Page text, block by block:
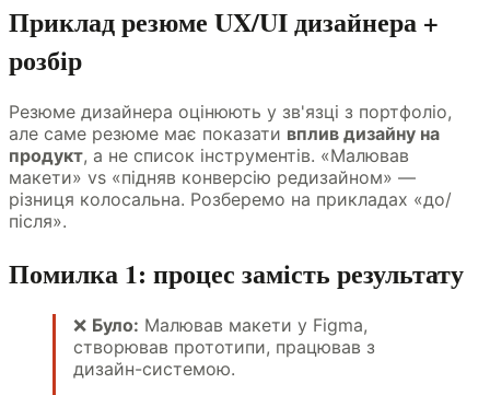
Приклад резюме UX/UI дизайнера +
розбір
Резюме дизайнера оцінюють у зв'язці з портфоліо,
але саме резюме має показати вплив дизайну на
продукт, а не список інструментів. «Малював
макети» vs «підняв конверсію редизайном» —
різниця колосальна. Розберемо на прикладах «до/
після».
Помилка 1: процес замість результату
❌ Було: Малював макети у Figma,
створював прототипи, працював з
дизайн-системою.